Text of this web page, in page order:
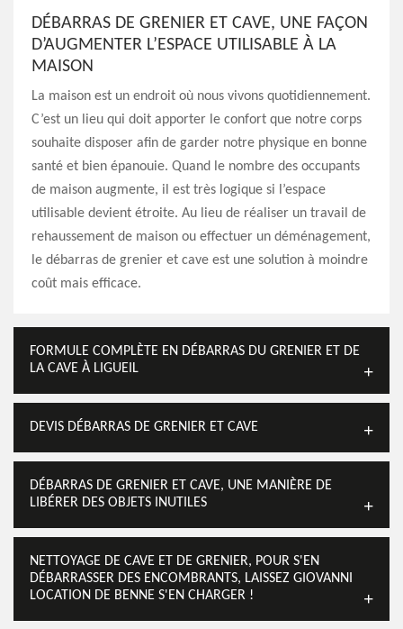
DÉBARRAS DE GRENIER ET CAVE, UNE FAÇON
D’AUGMENTER L’ESPACE UTILISABLE À LA
MAISON
La maison est un endroit où nous vivons quotidiennement.
C’est un lieu qui doit apporter le confort que notre corps
souhaite disposer afin de garder notre physique en bonne
santé et bien épanouie. Quand le nombre des occupants
de maison augmente, il est très logique si l’espace
utilisable devient étroite. Au lieu de réaliser un travail de
rehaussement de maison ou effectuer un déménagement,
le débarras de grenier et cave est une solution à moindre
coût mais efficace.
FORMULE COMPLÈTE EN DÉBARRAS DU GRENIER ET DE
LA CAVE À LIGUEIL
DEVIS DÉBARRAS DE GRENIER ET CAVE
DÉBARRAS DE GRENIER ET CAVE, UNE MANIÈRE DE
LIBÉRER DES OBJETS INUTILES
NETTOYAGE DE CAVE ET DE GRENIER, POUR S'EN
DÉBARRASSER DES ENCOMBRANTS, LAISSEZ GIOVANNI
LOCATION DE BENNE S'EN CHARGER !